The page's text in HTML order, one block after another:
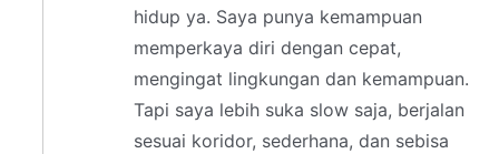
hidup ya. Saya punya kemampuan
memperkaya diri dengan cepat,
mengingat lingkungan dan kemampuan.
Tapi saya lebih suka slow saja, berjalan
sesuai koridor, sederhana, dan sebisa